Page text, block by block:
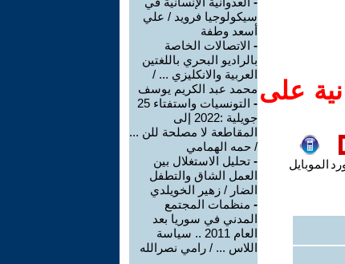
على
الموبايل
سيكولوجيا فرويد / علي
أسعد وطفة
- الاتصالات الخاصة
بالراديو البحري باللغتين
العربية والانكليزي ... /
محمد عبد الكريم يوسف
-
التونسيات واستفتاء 25
جويلية :2022 إلى
المقاطعة لا مصلحة للن ...
/ حمه الهمامي
- تحليل الاستغلال بين
العمل الشاق والتطفل
الضار / زهير الخويلدي
- منظمات المجتمع
المدني في سوريا بعد
العام 2011 .. سياسة
اللاس ... / رامي نصرالله